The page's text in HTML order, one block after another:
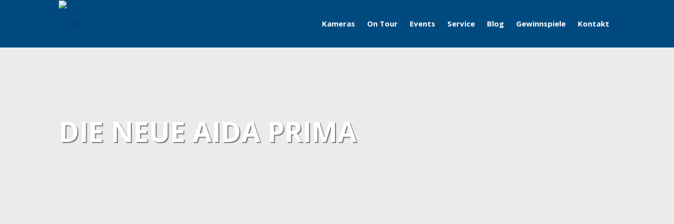
Kameras On Tour Events Service Blog Gewinnspiele Kontakt
DIE NEUE AIDA PRIMA